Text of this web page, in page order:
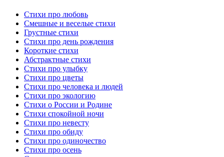
Стихи про любовь
Смешные и веселые стихи
Грустные стихи
Стихи про день рождения
Короткие стихи
Абстрактные стихи
Стихи про улыбку
Стихи про цветы
Стихи про человека и людей
Стихи про экологию
Стихи о России и Родине
Стихи спокойной ночи
Стихи про невесту
Стихи про обиду
Стихи про одиночество
Стихи про осень